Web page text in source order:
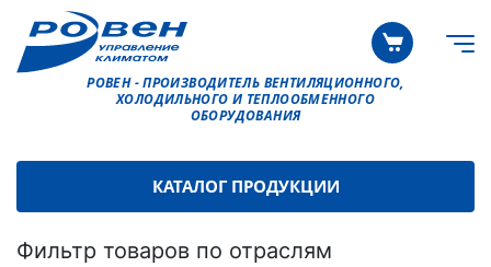
РОВЕН - ПРОИЗВОДИТЕЛЬ ВЕНТИЛЯЦИОННОГО,
ХОЛОДИЛЬНОГО И ТЕПЛООБМЕННОГО
ОБОРУДОВАНИЯ
КАТАЛОГ ПРОДУКЦИИ
Фильтр товаров по отраслям